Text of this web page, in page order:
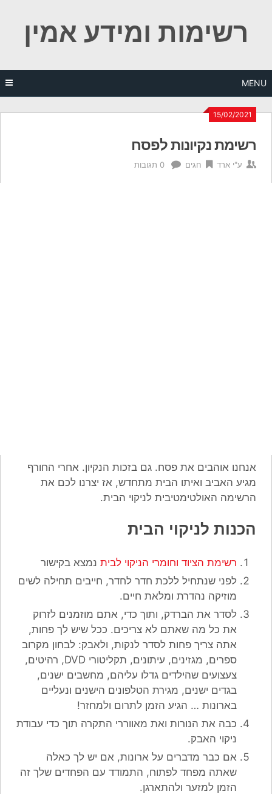
contentרשימות ומידע אמין
MENU
15/02/2021
רשימת נקיונות לפסח
ע"י ארד חגים 0 תגובות
אנחנו אוהבים את פסח. גם בזכות הנקיון. אחרי החורף
מגיע האביב ואיתו הבית מתחדש, אז יצרנו לכם את
הרשימה האולטימטיבית לניקוי הבית.
הכנות לניקוי הבית
רשימת הציוד וחומרי הניקוי לבית נמצא בקישור
לפני שנתחיל ללכת חדר לחדר, חייבים תחילה לשים
מוזיקה נהדרת ומלאת חיים.
לסדר את הברדק, ותוך כדי, אתם מוזמנים לזרוק
את כל מה שאתם לא צריכים. ככל שיש לך פחות,
אתה צריך פחות לסדר לנקות, ולאבק: לבחון מקרוב
ספרים, מגזינים, עיתונים, תקליטורי DVD, רהיטים,
צעצועים שהילדים גדלו עליהם, מחשבים ישנים,
בגדים ישנים, מגירת הטלפונים הישנים ונעליים
בארונות … הגיע הזמן לתרום ולמחזר!
כבה את הנורות ואת מאווררי התקרה תוך כדי עבודת
ניקוי האבק.
אם כבר מדברים על ארונות, אם יש לך כאלה
שאתה מפחד לפתוח, התמודד עם הפחדים שלך זה
הזמן למזער ולהתארגן.